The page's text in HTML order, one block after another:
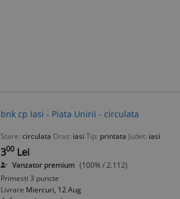
bnk cp Iasi - Piata Unirii - circulata
Stare: circulata Oras: iasi Tip: printata Judet: iasi
300 Lei
Vanzator premium (100% / 2.112)
Primesti 3 puncte
Livrare Miercuri, 12 Aug